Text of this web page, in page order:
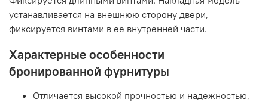
устанавливается на внешнюю сторону двери,
фиксируется винтами в ее внутренней части.
Характерные особенности
бронированной фурнитуры
Отличается высокой прочностью и надежностью,